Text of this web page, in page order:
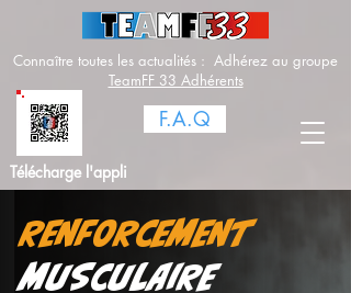
Connaître toutes les actualités : Adhérez au groupe
TeamFF 33 Adhérents
F.A.Q
Télécharge l'appli
RENFORCEMENT
MUSCULAIRE